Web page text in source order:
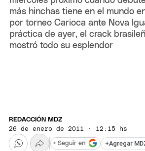
más hinchas tiene en el mundo
por torneo Carioca ante Nova
práctica de ayer, el crack
mostró todo su esplendor
REDACCIÓN MDZ
26 de enero de 2011 · 12:15 hs
+Agregar
+ Seguir en